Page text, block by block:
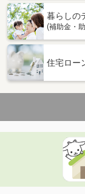
暮らしの
(補助金・
住宅ロー